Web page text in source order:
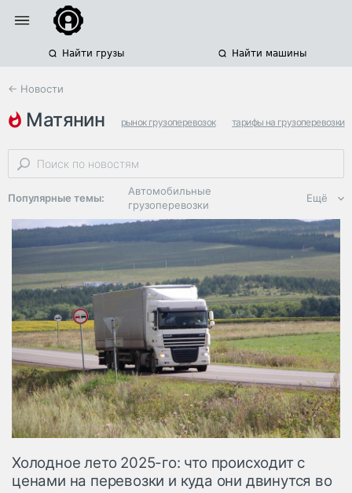
Найти грузы Найти машины
← Новости
матянин рынок грузоперевозок тарифы на грузоперевозки
ключевая ставка
Популярные темы:
Автомобильные
грузоперевозки
логистика
ЭДО, ИТ в
логистике
Дороги,
инфраструктура
Логистика, грузы
Негабаритные и
опасные грузы
Безопасность и
страхование
Таможня и ВЭД
Ещё
Холодное лето 2025-го: что происходит с
ценами на перевозки и куда они двинутся во